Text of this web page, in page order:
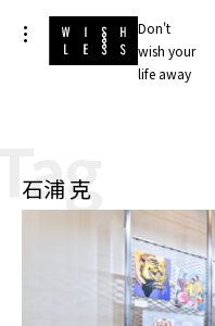
Skip
to
Don't
wish your
life away
toggle
open/close
sidebar
石浦 克